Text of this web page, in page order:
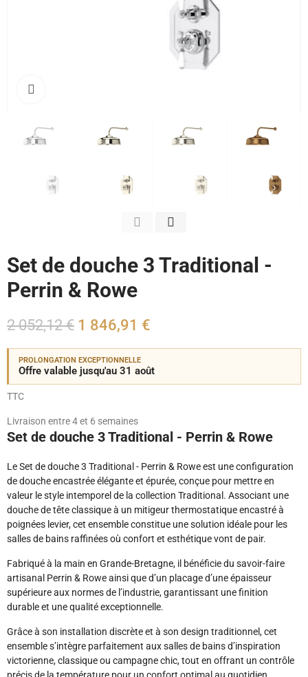
Set de douche 3 Traditional -
Perrin & Rowe
2 052,12 € 1 846,91 €
PROLONGATION EXCEPTIONNELLE
Offre valable jusqu'au 31 août
TTC
Livraison entre 4 et 6 semaines
Set de douche 3 Traditional - Perrin & Rowe
Le Set de douche 3 Traditional - Perrin & Rowe est une configuration
de douche encastrée élégante et épurée, conçue pour mettre en
valeur le style intemporel de la collection Traditional. Associant une
douche de tête classique à un mitigeur thermostatique encastré à
poignées levier, cet ensemble constitue une solution idéale pour les
salles de bains raffinées où confort et esthétique vont de pair.
Fabriqué à la main en Grande-Bretagne, il bénéficie du savoir-faire
artisanal Perrin & Rowe ainsi que d’un placage d’une épaisseur
supérieure aux normes de l’industrie, garantissant une finition
durable et une qualité exceptionnelle.
Grâce à son installation discrète et à son design traditionnel, cet
ensemble s’intègre parfaitement aux salles de bains d’inspiration
victorienne, classique ou campagne chic, tout en offrant un contrôle